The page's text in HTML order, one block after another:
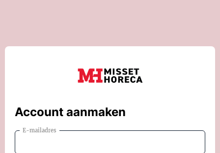
Account aanmaken
E-mailadres